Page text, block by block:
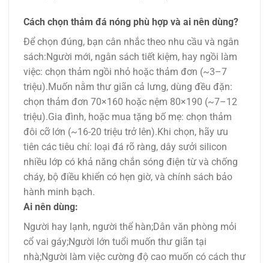
Cách chọn thảm đá nóng phù hợp và ai nên dùng?
Để chọn đúng, bạn cân nhắc theo nhu cầu và ngân
sách:Người mới, ngân sách tiết kiệm, hay ngồi làm
việc: chọn thảm ngồi nhỏ hoặc thảm đơn (~3–7
triệu).Muốn nằm thư giãn cả lưng, dùng đều đặn:
chọn thảm đơn 70×160 hoặc nệm 80×190 (~7–12
triệu).Gia đình, hoặc mua tặng bố mẹ: chọn thảm
đôi cỡ lớn (~16-20 triệu trở lên).Khi chọn, hãy ưu
tiên các tiêu chí: loại đá rõ ràng, dây sưởi silicon
nhiều lớp có khả năng chắn sóng điện từ và chống
cháy, bộ điều khiển có hẹn giờ, và chính sách bảo
hành minh bạch.
Ai nên dùng:
Người hay lạnh, người thể hàn;Dân văn phòng mỏi
cổ vai gáy;Người lớn tuổi muốn thư giãn tại
nhà;Người làm việc cường độ cao muốn có cách thư